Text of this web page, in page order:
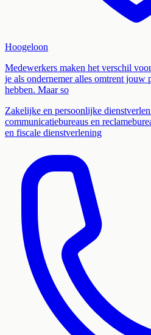
Hoogeloon
Medewerkers maken het verschil
je als ondernemer alles omtrent jouw
hebben. Maar so
Zakelijke en persoonlijke
communicatiebureaus en
en fiscale dienstverlening